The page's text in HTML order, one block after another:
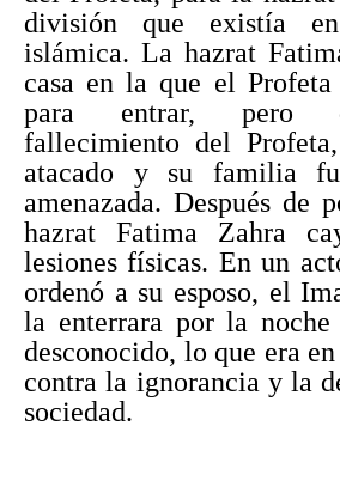
división que existía
islámica. La hazrat
casa en la que el Profeta
para entrar, pero
fallecimiento del
atacado y su familia
amenazada. Después de
hazrat Fatima Zahra
lesiones físicas. En un
ordenó a su esposo, el
la enterrara por la
desconocido, lo que era
contra la ignorancia y la
sociedad.